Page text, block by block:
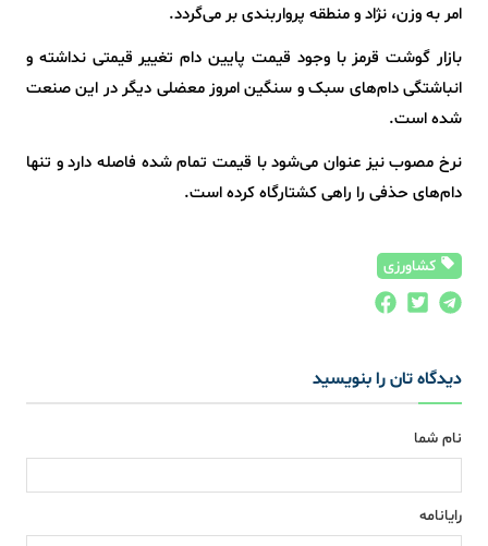
امر به وزن، نژاد و منطقه پرواربندی بر می‌گردد.
بازار گوشت قرمز با وجود قیمت پایین دام تغییر قیمتی نداشته و
انباشتگی دام‌های سبک و سنگین امروز معضلی دیگر در این صنعت
شده است.
نرخ مصوب نیز عنوان می‌شود با قیمت تمام شده فاصله دارد و تنها
دام‌های حذفی را راهی کشتارگاه کرده است.
کشاورزی
دیدگاه تان را بنویسید
نام شما
رایانامه